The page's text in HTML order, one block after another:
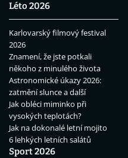
Léto 2026
Karlovarský filmový festival
2026
Znamení, že jste potkali
někoho z minulého života
Astronomické úkazy 2026:
zatmění slunce a další
Jak obléci miminko při
vysokých teplotách?
Jak na dokonalé letní mojito
6 lehkých letních salátů
Sport 2026